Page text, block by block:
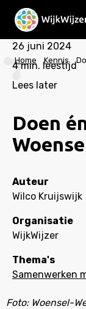
Home Kennis
26 juni 2024
4 min. leestijd
Lees later
Doen
Auteur
Wilco Kruijswijk
Organisatie
WijkWijzer
Thema's
Samenwerken
Foto: Woensel-